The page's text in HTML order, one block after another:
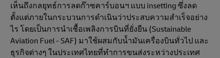
เห็นถึงกลยุทธ์การลดก๊าซคาร์บอนฯ แบบ insetting ซึ่งลด
ตั้งแต่ภายในกระบวนการดำเนินว่าประสบความสําเร็จอย่าง
ไร โดยเป็นการนําเชื้อเพลิงการบินที่ยั่งยืน (Sustainable
Aviation Fuel - SAF) มาใช้ผสมกับน้ำมันเครื่องบินทั่วไป และ
ธุรกิจต่างๆ ในประเทศไทยที่ทำการขนส่งระหว่างประเทศ